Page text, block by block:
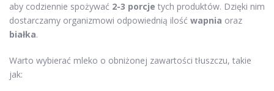
aby codziennie spożywać 2-3 porcje tych produktów. Dzięki nim
dostarczamy organizmowi odpowiednią ilość wapnia oraz
białka.
Warto wybierać mleko o obniżonej zawartości tłuszczu, takie
jak: